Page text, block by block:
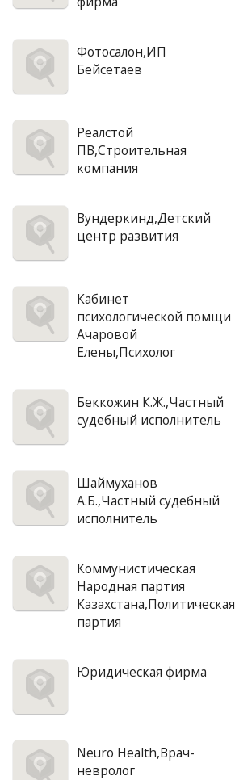
Фотосалон,ИП
Бейсетаев
Реалстой
ПВ,Строительная
компания
Вундеркинд,Детский
центр развития
Кабинет
психологической помщи
Ачаровой
Елены,Психолог
Беккожин К.Ж.,Частный
судебный исполнитель
Шаймуханов
А.Б.,Частный судебный
исполнитель
Коммунистическая
Народная партия
Казахстана,Политическая
партия
Юридическая фирма
Neuro Health,Врач-
невролог